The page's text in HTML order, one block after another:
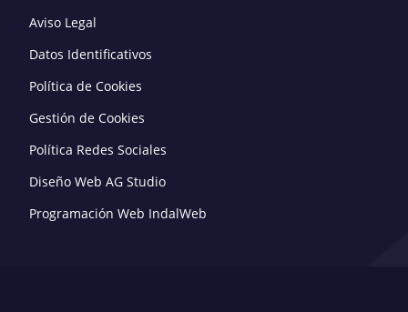
Aviso Legal
Datos Identificativos
Política de Cookies
Gestión de Cookies
Política Redes Sociales
Diseño Web AG Studio
Programación Web IndalWeb